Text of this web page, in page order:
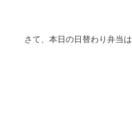
さて、本日の日替わり弁当は